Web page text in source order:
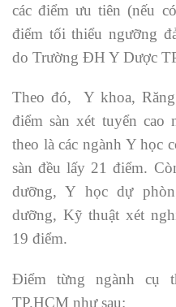
các điểm ưu tiên (nếu
điểm tối thiểu ngưỡng
do Trường ĐH Y Dược
Theo đó, Y khoa,
điểm sàn xét tuyển cao
theo là các ngành Y học
sàn đều lấy 21 điểm.
dưỡng, Y học dự
dưỡng, Kỹ thuật xét
19 điểm.
Điểm từng ngành cụ
TP.HCM như sau: